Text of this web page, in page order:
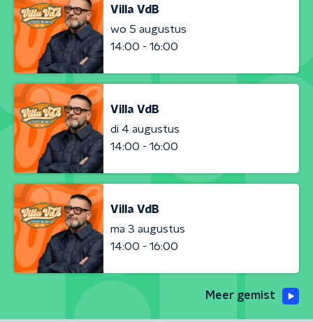
Villa VdB
wo 5 augustus
14:00 - 16:00
Villa VdB
di 4 augustus
14:00 - 16:00
Villa VdB
ma 3 augustus
14:00 - 16:00
Meer gemist